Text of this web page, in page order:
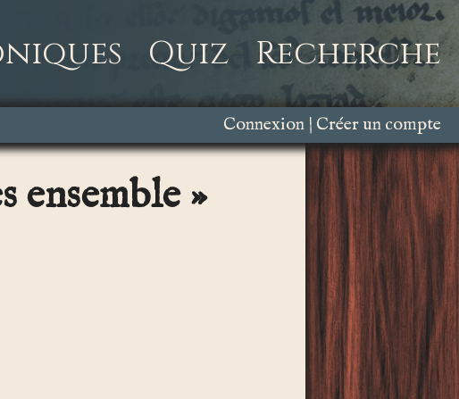
Quiz Recherche
Connexion Créer un compte
ensemble »